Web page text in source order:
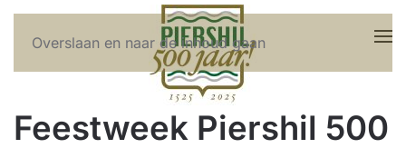
Overslaan en naar de inhoud gaan
Feestweek Piershil 500